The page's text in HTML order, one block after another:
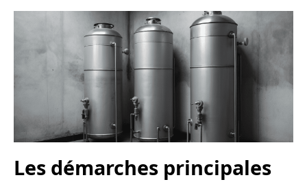
Les démarches principales